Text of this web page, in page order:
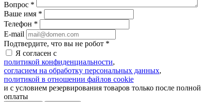
Вопрос *
Ваше имя *
Телефон *
E-mail
Подтвердите, что вы не робот *
Я согласен с
политикой конфиденциальности,
согласием на обработку персональных данных,
политикой в отношении файлов cookie
и с условием резервирования товаров только после полной
оплаты